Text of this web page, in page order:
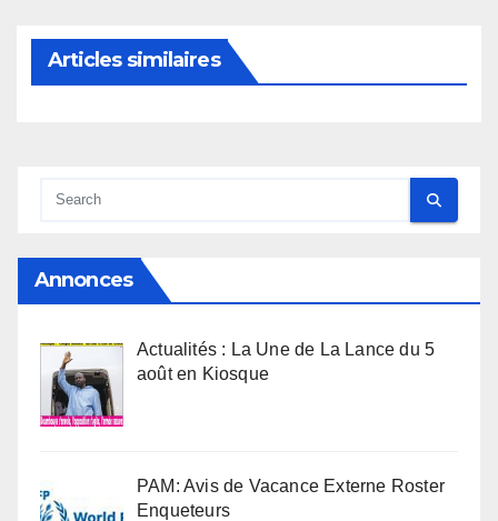
Articles similaires
Annonces
Actualités : La Une de La Lance du 5
août en Kiosque
PAM: Avis de Vacance Externe Roster
Enqueteurs